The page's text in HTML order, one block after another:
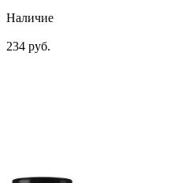
Наличие
234 руб.